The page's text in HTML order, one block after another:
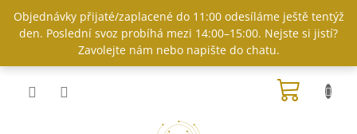
obsah
Objednávky přijaté/zaplacené do 11:00 odesíláme ještě tentýž
den. Poslední svoz probíhá mezi 14:00–15:00. Nejste si jistí?
Zavolejte nám nebo napište do chatu.